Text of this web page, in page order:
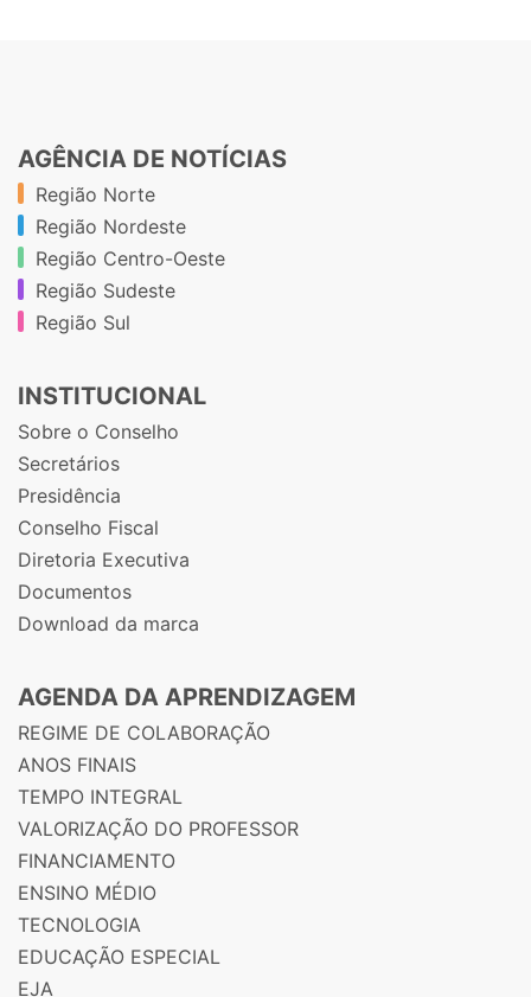
AGÊNCIA DE NOTÍCIAS
Região Norte
Região Nordeste
Região Centro-Oeste
Região Sudeste
Região Sul
INSTITUCIONAL
Sobre o Conselho
Secretários
Presidência
Conselho Fiscal
Diretoria Executiva
Documentos
Download da marca
AGENDA DA APRENDIZAGEM
REGIME DE COLABORAÇÃO
ANOS FINAIS
TEMPO INTEGRAL
VALORIZAÇÃO DO PROFESSOR
FINANCIAMENTO
ENSINO MÉDIO
TECNOLOGIA
EDUCAÇÃO ESPECIAL
EJA